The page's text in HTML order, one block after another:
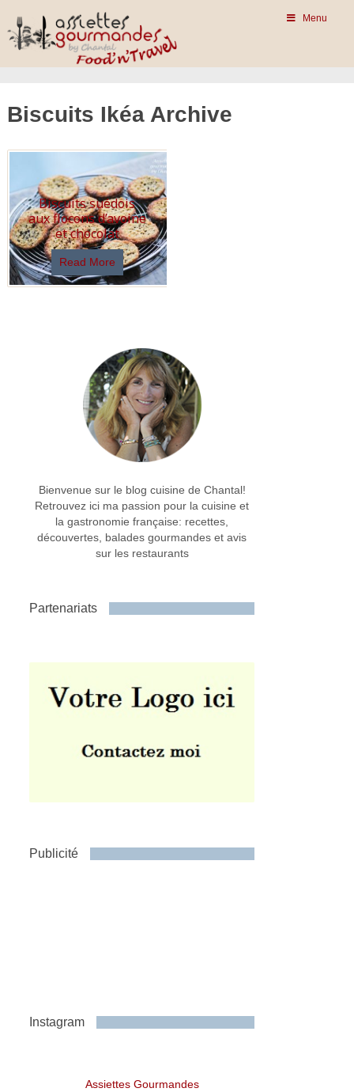
Menu
Biscuits Ikéa Archive
Biscuits suédois
aux flocons d’avoine
et chocolat
Read More
Bienvenue sur le blog cuisine de Chantal!
Retrouvez ici ma passion pour la cuisine et
la gastronomie française: recettes,
découvertes, balades gourmandes et avis
sur les restaurants
Partenariats
Publicité
Instagram
Assiettes Gourmandes